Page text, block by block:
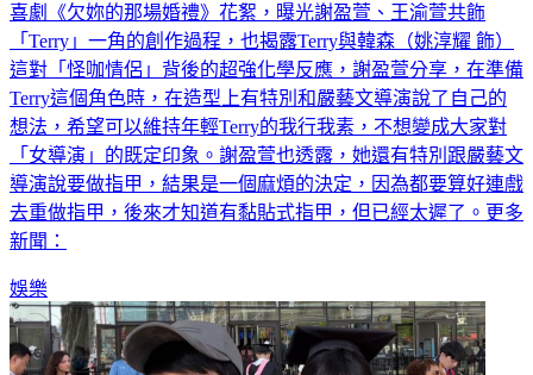
喜劇《欠妳的那場婚禮》花絮，曝光謝盈萱、王渝萱共飾
「Terry」一角的創作過程，也揭露Terry與韓森（姚淳耀 飾）
這對「怪咖情侶」背後的超強化學反應，謝盈萱分享，在準備
Terry這個角色時，在造型上有特別和嚴藝文導演說了自己的
想法，希望可以維持年輕Terry的我行我素，不想變成大家對
「女導演」的既定印象。謝盈萱也透露，她還有特別跟嚴藝文
導演說要做指甲，結果是一個麻煩的決定，因為都要算好連戲
去重做指甲，後來才知道有黏貼式指甲，但已經太遲了。更多
新聞：
娛樂